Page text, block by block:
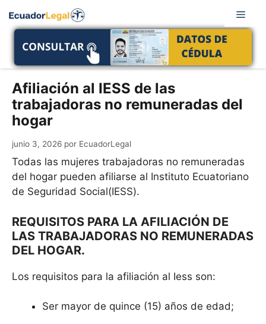
Afiliación al IESS de las
trabajadoras no remuneradas del
hogar
junio 3, 2026 por EcuadorLegal
Todas las mujeres trabajadoras no remuneradas
del hogar pueden afiliarse al Instituto Ecuatoriano
de Seguridad Social(IESS).
REQUISITOS PARA LA AFILIACIÓN DE
LAS TRABAJADORAS NO REMUNERADAS
DEL HOGAR.
Los requisitos para la afiliación al Iess son:
Ser mayor de quince (15) años de edad;